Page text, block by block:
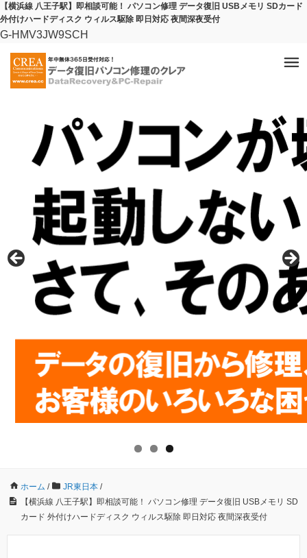
【横浜線 八王子駅】即相談可能！ パソコン修理 データ復旧 USBメモリ SDカード
外付けハードディスク ウィルス駆除 即日対応 夜間深夜受付
G-HMV3JW9SCH
ホーム / JR東日本 /
【横浜線 八王子駅】即相談可能！ パソコン修理 データ復旧 USBメモリ SD
カード 外付けハードディスク ウィルス駆除 即日対応 夜間深夜受付